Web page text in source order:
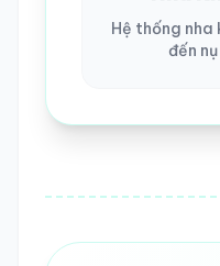
Hệ thống
đến